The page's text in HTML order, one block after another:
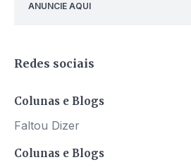
ANUNCIE AQUI
Redes sociais
Colunas e Blogs
Faltou Dizer
Colunas e Blogs